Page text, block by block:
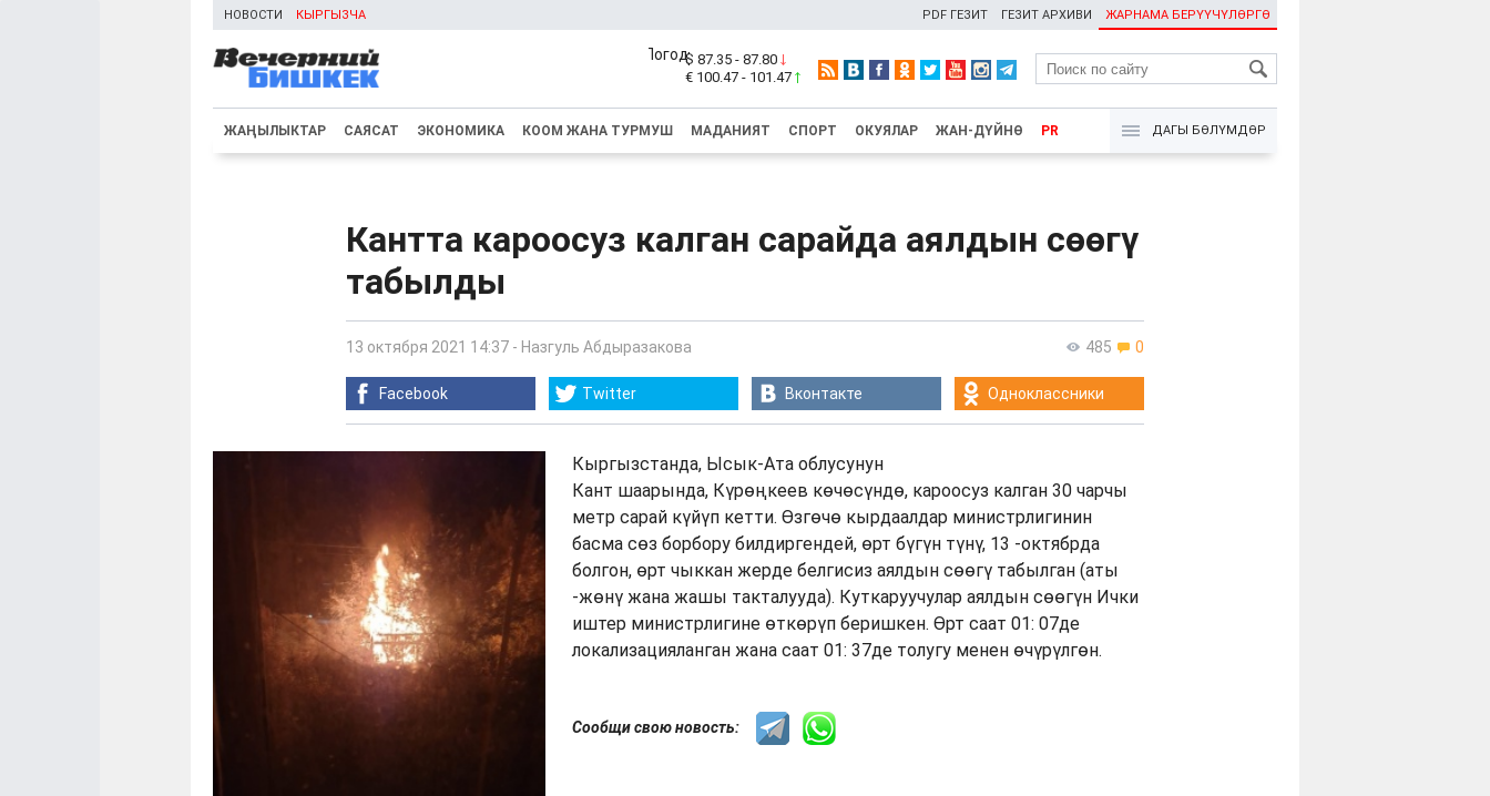
НОВОСТИ КЫРГЫЗЧА ЖАРНАМА БЕРҮҮЧҮЛӨРГӨ
ГЕЗИТ АРХИВИ
PDF ГЕЗИТ
RU
$ 87.35 - 87.80
€ 100.47 - 101.47
ЖАҢЫЛЫКТАР САЯСАТ ЭКОНОМИКА КООМ ЖАНА ТУРМУШ МАДАНИЯТ СПОРТ ОКУЯЛАР ЖАН-ДҮЙНӨ PR ДАГЫ БӨЛҮМДӨР
Кантта кароосуз калган сарайда аялдын сөөгү
табылды
485 0
13 октября 2021 14:37 - Назгуль Абдыразакова
Facebook Twitter Вконтакте Одноклассники
Кыргызстанда, Ысык-Ата облусунун
Кант шаарында, Күрөңкеев көчөсүндө, кароосуз калган 30 чарчы
метр сарай күйүп кетти. Өзгөчө кырдаалдар министрлигинин
басма сөз борбору билдиргендей, өрт бүгүн түнү, 13 -октябрда
болгон, өрт чыккан жерде белгисиз аялдын сөөгү табылган (аты
-жөнү жана жашы такталууда). Куткаруучулар аялдын сөөгүн Ички
иштер министрлигине өткөрүп беришкен. Өрт саат 01: 07де
локализацияланган жана саат 01: 37де толугу менен өчүрүлгөн.
Сообщи свою новость: